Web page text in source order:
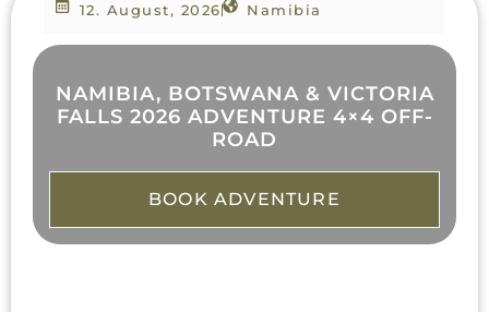
12. August, 2026 Namibia
NAMIBIA, BOTSWANA & VICTORIA
FALLS 2026 ADVENTURE 4×4 OFF-
ROAD
BOOK ADVENTURE